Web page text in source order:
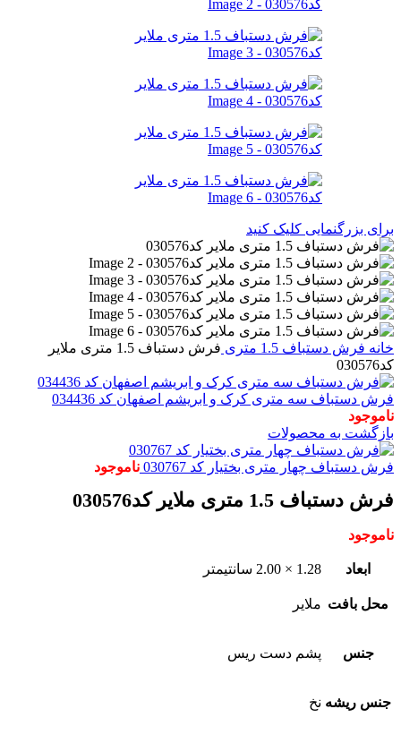
برای بزرگنمایی کلیک کنید
خانه فرش دستباف 1.5 متری
فرش دستباف 1.5 متری ملایر
کد030576
فرش دستباف سه متری کرک و ابریشم اصفهان کد 034436
ناموجود
بازگشت به محصولات
فرش دستباف چهار متری بختیار کد 030767 ناموجود
فرش دستباف 1.5 متری ملایر کد030576
ناموجود
ابعاد 1.28 × 2.00 سانتیمتر
محل بافت ملایر
جنس پشم دست ریس
جنس ریشه نخ